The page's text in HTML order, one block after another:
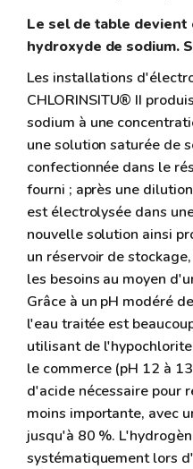
Le sel de table
hydroxyde de sodium.
Les installations
CHLORINSITU® II
sodium à une
une solution saturée de
confectionnée dans le
fourni ; après une
est électrolysée dans
nouvelle solution ainsi
un réservoir de
les besoins au moyen
Grâce à un pH modéré
l'eau traitée est
utilisant de
le commerce (pH 12 à
d'acide nécessaire pour
moins importante, avec
jusqu'à 80 %.
systématiquement lors